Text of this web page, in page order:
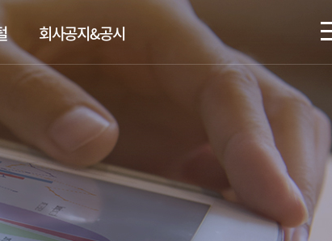
회사공지&공시